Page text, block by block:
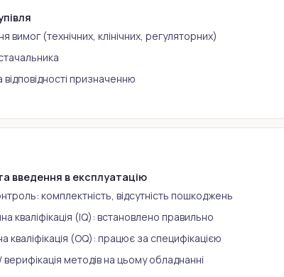
вимог (технічних, клінічних, регуляторних)
відповідності призначенню
введення в експлуатацію
комплектність, відсутність пошкоджень
кваліфікація (IQ): встановлено правильно
кваліфікація (OQ): працює за специфікацією
верифікація методів на цьому обладнанні